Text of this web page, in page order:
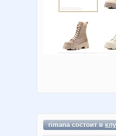
rimana состоит в